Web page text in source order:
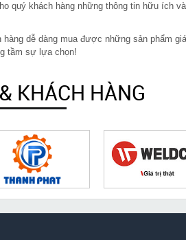
quý khách hàng những thông tin hữu ích
dễ dàng mua được những sản phẩm
tầm sự lựa chọn!
KHÁCH HÀNG